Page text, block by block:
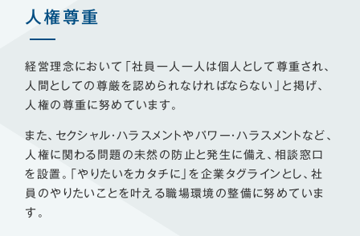
人権尊重
経営理念において「社員一人一人は個人として尊重され、
人間としての尊厳を認められなければならない」と掲げ、
人権の尊重に努めています。
また、セクシャル・ハラスメントやパワー・ハラスメントなど、
人権に関わる問題の未然の防止と発生に備え、相談窓口
を設置。「やりたいをカタチに」を企業タグラインとし、社
員のやりたいことを叶える職場環境の整備に努めていま
す。